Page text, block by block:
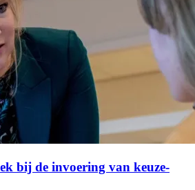
bij de invoering van keuze-